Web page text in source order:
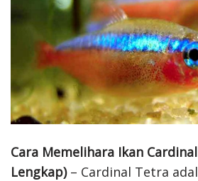
Cara Memelihara Ikan
Lengkap)– Cardinal Tetra